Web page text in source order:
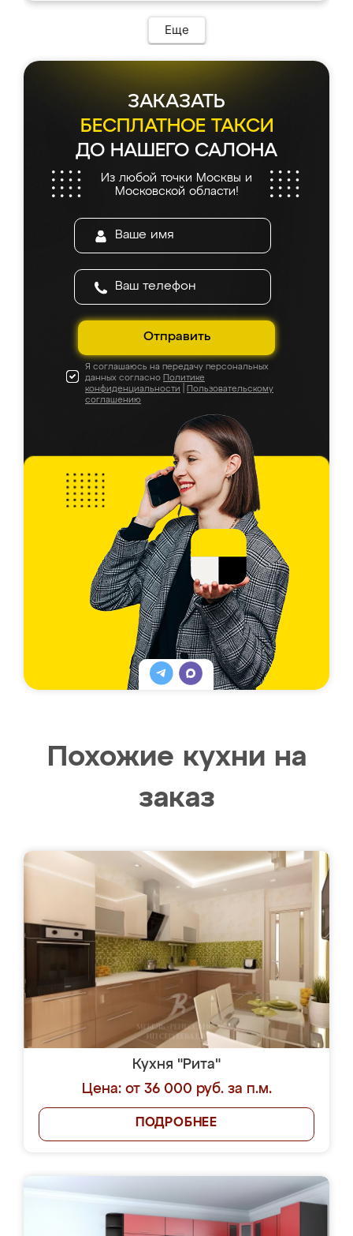
Еще
ЗАКАЗАТЬ
БЕСПЛАТНОЕ ТАКСИ
ДО НАШЕГО САЛОНА
Из любой точки Москвы и
Московской области!
Отправить
Я соглашаюсь на передачу персональных
данных согласно Политике
конфиденциальности
Пользовательскому
соглашению
Похожие кухни на
заказ
Кухня "Рита"
Цена: от 36 000 руб. за п.м.
ПОДРОБНЕЕ